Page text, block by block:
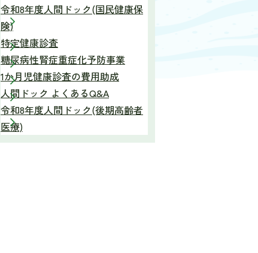
令和8年度人間ドック(国民健康保
険)
特定健康診査
糖尿病性腎症重症化予防事業
1か月児健康診査の費用助成
人間ドック よくあるQ&A
令和8年度人間ドック(後期高齢者
医療)